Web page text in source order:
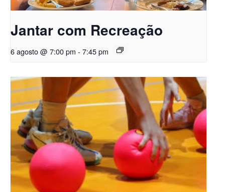
Jantar com Recreação
6 agosto @ 7:00 pm - 7:45 pm